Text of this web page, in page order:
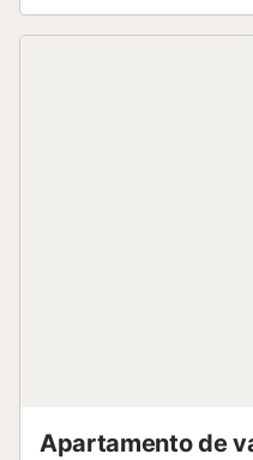
Apartamento de